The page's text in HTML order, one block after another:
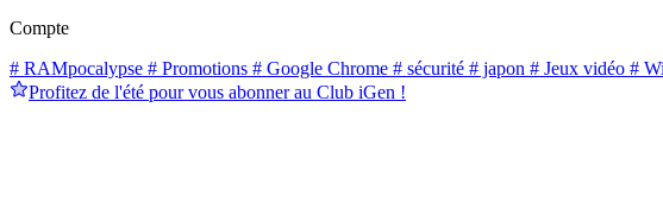
Compte
# RAMpocalypse # Promotions # Google Chrome # sécurité # japon # Jeux vidéo #
Profitez de l'été pour vous abonner au Club iGen !